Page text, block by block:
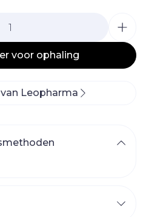
voor ophaling
Leopharma